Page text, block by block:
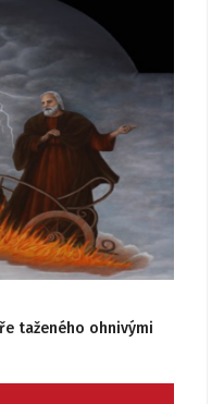
taženého ohnivými